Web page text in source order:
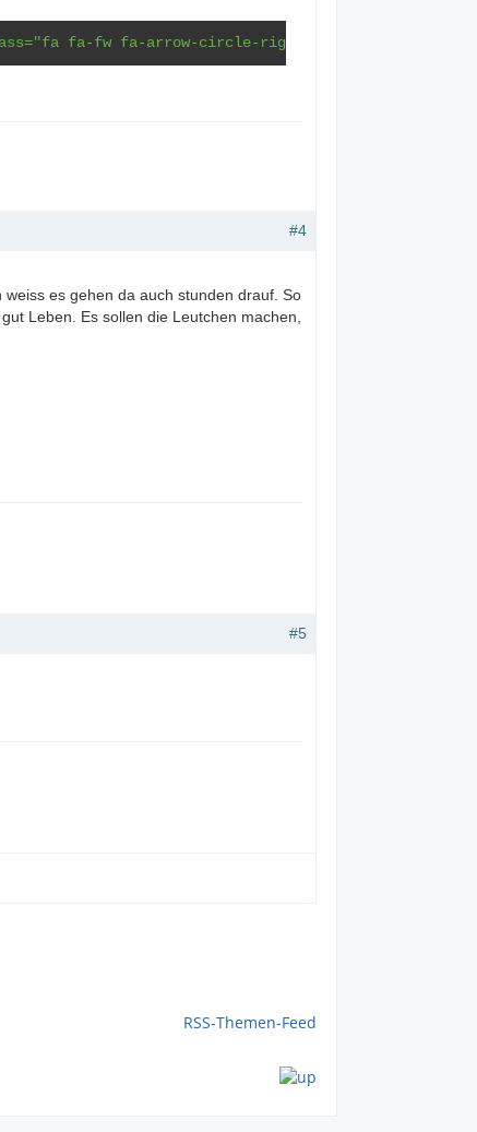
fa-fw fa-arrow-circle-right"></span>
#4
es gehen da auch stunden drauf. So
Leben. Es sollen die Leutchen machen,
#5
RSS-Themen-Feed